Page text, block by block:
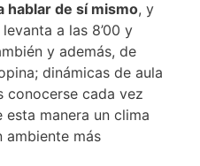
hablar de sí mismo, y
a las 8’00 y
y además, de
dinámicas de aula
conocerse cada vez
manera un clima
ambiente más